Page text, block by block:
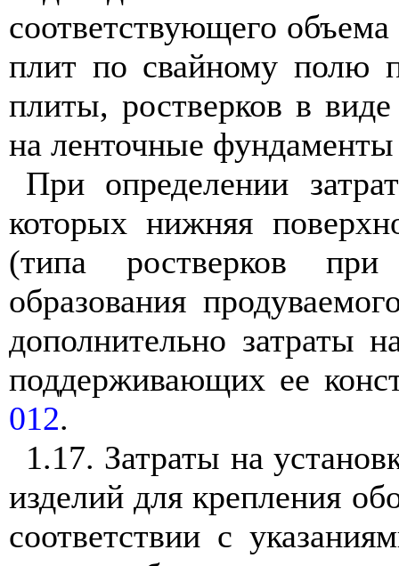
соответствующего
плит по свайному полю
плиты, ростверков в
на ленточные фундаменты
При определении
которых нижняя
(типа ростверков
образования
дополнительно затраты
поддерживающих ее
012.
1.17. Затраты на
изделий для крепления
соответствии с